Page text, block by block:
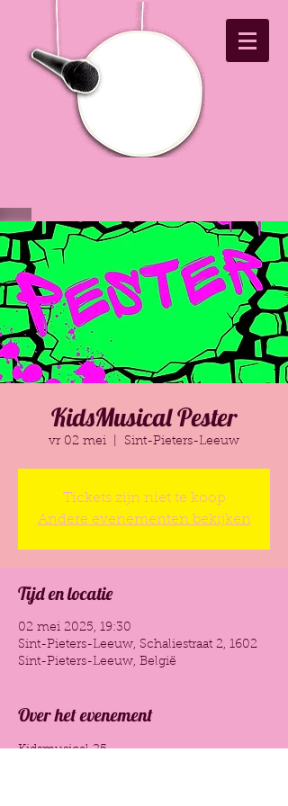
KidsMusical Pester
vr 02 mei Sint-Pieters-Leeuw
Tickets zijn niet te koop
Andere evenementen bekijken
Tijd en locatie
02 mei 2025, 19:30
Sint-Pieters-Leeuw, Schaliestraat 2, 1602
Sint-Pieters-Leeuw, België
Over het evenement
Kidsmusical 25